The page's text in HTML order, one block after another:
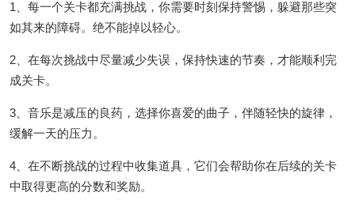
1、每一个关卡都充满挑战，你需要时刻保持警惕，躲避那些突
如其来的障碍。绝不能掉以轻心。
2、在每次挑战中尽量减少失误，保持快速的节奏，才能顺利完
成关卡。
3、音乐是减压的良药，选择你喜爱的曲子，伴随轻快的旋律，
缓解一天的压力。
4、在不断挑战的过程中收集道具，它们会帮助你在后续的关卡
中取得更高的分数和奖励。